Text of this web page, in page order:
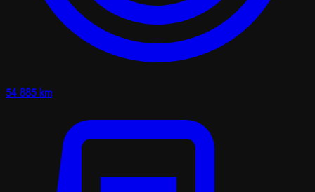
54 885 km